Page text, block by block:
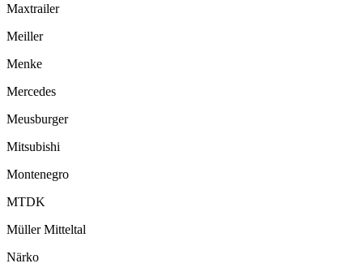
Maxtrailer
Meiller
Menke
Mercedes
Meusburger
Mitsubishi
Montenegro
MTDK
Müller Mitteltal
Närko